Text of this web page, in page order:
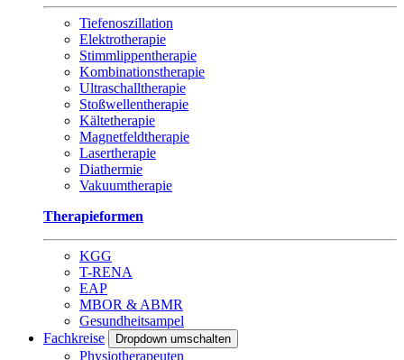
Tiefenoszillation
Elektrotherapie
Stimmlippentherapie
Kombinationstherapie
Ultraschalltherapie
Stoßwellentherapie
Kältetherapie
Magnetfeldtherapie
Lasertherapie
Diathermie
Vakuumtherapie
Therapieformen
KGG
T-RENA
EAP
MBOR & ABMR
Gesundheitsampel
Fachkreise
Dropdown umschalten
Physiotherapeuten